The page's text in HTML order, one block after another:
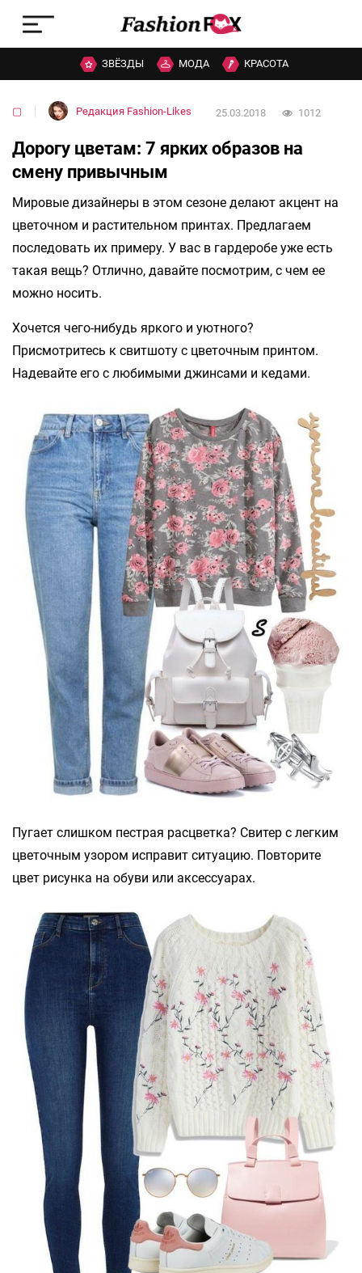
ЗВЁЗДЫ МОДА КРАСОТА
▢ Редакция Fashion-Likes 25.03.2018 1012
Дорогу цветам: 7 ярких образов на
смену привычным
Мировые дизайнеры в этом сезоне делают акцент на
цветочном и растительном принтах. Предлагаем
последовать их примеру. У вас в гардеробе уже есть
такая вещь? Отлично, давайте посмотрим, с чем ее
можно носить.
Хочется чего-нибудь яркого и уютного?
Присмотритесь к свитшоту с цветочным принтом.
Надевайте его с любимыми джинсами и кедами.
Пугает слишком пестрая расцветка? Свитер с легким
цветочным узором исправит ситуацию. Повторите
цвет рисунка на обуви или аксессуарах.